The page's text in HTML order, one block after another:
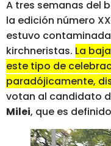
A tres semanas del
la edición número
estuvo
kirchneristas. La
este tipo de
paradójicamente,
votan al candidato
Milei, que es